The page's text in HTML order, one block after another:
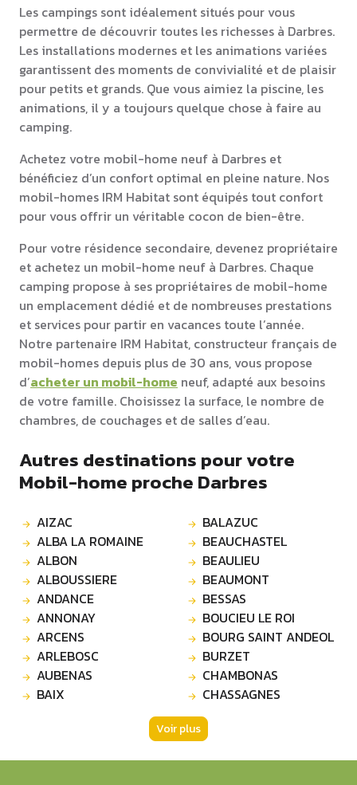
Les campings sont idéalement situés pour vous
permettre de découvrir toutes les richesses à Darbres.
Les installations modernes et les animations variées
garantissent des moments de convivialité et de plaisir
pour petits et grands. Que vous aimiez la piscine, les
animations, il y a toujours quelque chose à faire au
camping.
Achetez votre mobil-home neuf à Darbres et
bénéficiez d’un confort optimal en pleine nature. Nos
mobil-homes IRM Habitat sont équipés tout confort
pour vous offrir un véritable cocon de bien-être.
Pour votre résidence secondaire, devenez propriétaire
et achetez un mobil-home neuf à Darbres. Chaque
camping propose à ses propriétaires de mobil-home
un emplacement dédié et de nombreuses prestations
et services pour partir en vacances toute l’année.
Notre partenaire IRM Habitat, constructeur français de
mobil-homes depuis plus de 30 ans, vous propose
d’acheter un mobil-home neuf, adapté aux besoins
de votre famille. Choisissez la surface, le nombre de
chambres, de couchages et de salles d’eau.
Autres destinations pour votre
Mobil-home proche Darbres
AIZAC
ALBA LA ROMAINE
ALBON
ALBOUSSIERE
ANDANCE
ANNONAY
ARCENS
ARLEBOSC
AUBENAS
BAIX
BALAZUC
BEAUCHASTEL
BEAULIEU
BEAUMONT
BESSAS
BOUCIEU LE ROI
BOURG SAINT ANDEOL
BURZET
CHAMBONAS
CHASSAGNES
Voir plus